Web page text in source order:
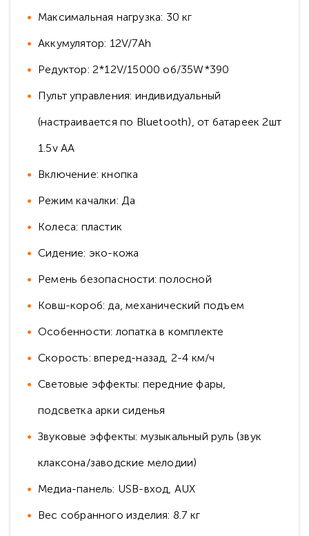
Максимальная нагрузка: 30 кг
Аккумулятор: 12V/7Аh
Редуктор: 2*12V/15000 об/35W*390
Пульт управления: индивидуальный
(настраивается по Bluetooth), от батареек 2шт
1.5v AA
Включение: кнопка
Режим качалки: Да
Колеса: пластик
Сидение: эко-кожа
Ремень безопасности: полосной
Ковш-короб: да, механический подъем
Особенности: лопатка в комплекте
Скорость: вперед-назад, 2-4 км/ч
Световые эффекты: передние фары,
подсветка арки сиденья
Звуковые эффекты: музыкальный руль (звук
клаксона/заводские мелодии)
Медиа-панель: USB-вход, AUX
Вес собранного изделия: 8.7 кг